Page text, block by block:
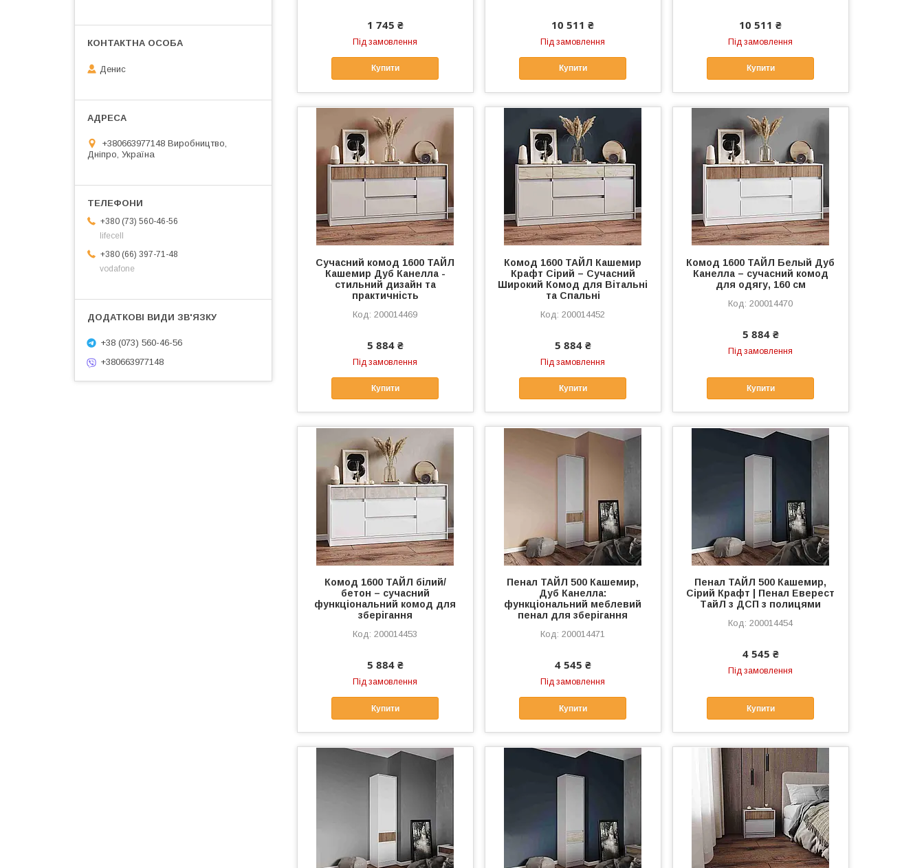
1 745 ₴
Під замовлення
Купити
10 511 ₴
Під замовлення
Купити
10 511 ₴
Під замовлення
Купити
Сучасний комод 1600 ТАЙЛ
Кашемир Дуб Канелла -
стильний дизайн та
практичність
200014469
5 884 ₴
Під замовлення
Купити
Комод 1600 ТАЙЛ Кашемир
Крафт Сірий – Сучасний
Широкий Комод для Вітальні
та Спальні
200014452
5 884 ₴
Під замовлення
Купити
Комод 1600 ТАЙЛ Белый Дуб
Канелла – сучасний комод
для одягу, 160 см
200014470
5 884 ₴
Під замовлення
Купити
Комод 1600 ТАЙЛ білий/
бетон – сучасний
функціональний комод для
зберігання
200014453
5 884 ₴
Під замовлення
Купити
Пенал ТАЙЛ 500 Кашемир,
Дуб Канелла:
функціональний меблевий
пенал для зберігання
200014471
4 545 ₴
Під замовлення
Купити
Пенал ТАЙЛ 500 Кашемир,
Сірий Крафт | Пенал Еверест
ТайЛ з ДСП з полицями
200014454
4 545 ₴
Під замовлення
Купити
Денис
+380663977148 Виробництво,
Дніпро, Україна
+380 (73) 560-46-56
lifecell
+380 (66) 397-71-48
vodafone
+38 (073) 560-46-56
+380663977148